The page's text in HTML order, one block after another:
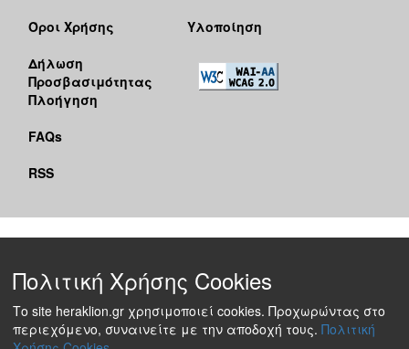
Όροι Χρήσης
Δήλωση
Προσβασιμότητας
Πλοήγηση
FAQs
RSS
Υλοποίηση
Πολιτική Χρήσης Cookies
Το site heraklion.gr χρησιμοποιεί cookies. Προχωρώντας στο
περιεχόμενο, συναινείτε με την αποδοχή τους. Πολιτική